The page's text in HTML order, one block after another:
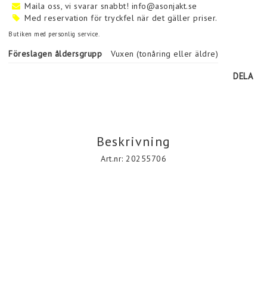
Maila oss, vi svarar snabbt! info@asonjakt.se
Med reservation för tryckfel när det gäller priser.
Butiken med personlig service.
Föreslagen åldersgrupp Vuxen (tonåring eller äldre)
DELA
Beskrivning
Art.nr: 20255706